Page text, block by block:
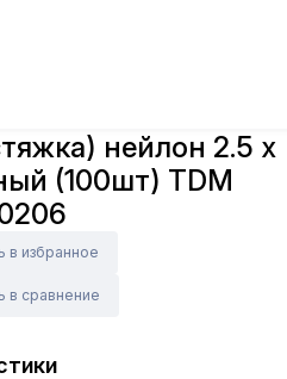
нейлон 2.5 х
(100шт) TDM
в избранное
в сравнение